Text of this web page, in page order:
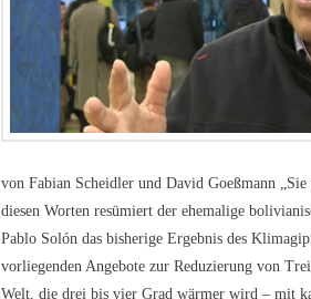
von Fabian Scheidler und David Goeßmann
diesen Worten resümiert der ehemalige
Pablo Solón das bisherige Ergebnis des
vorliegenden Angebote zur Reduzierung von
Welt, die drei bis vier Grad wärmer wird – mit